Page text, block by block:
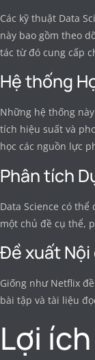
Các kỹ thuật Data
này bao gồm theo
tác từ đó cung cấp
Hệ thống
Những hệ thống
tích hiệu suất và
học các nguồn lực
Phân tích
Data Science có
một chủ đề cụ thể,
Đề xuất Nội
Giống như Netflix
bài tập và tài liệu
Lợi